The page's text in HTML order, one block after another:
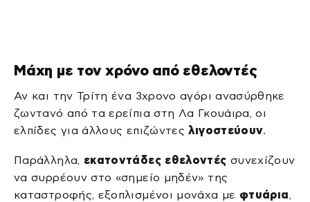
Μάχη με τον χρόνο από εθελοντές
Αν και την Τρίτη ένα 3χρονο αγόρι ανασύρθηκε
ζωντανό από τα ερείπια στη Λα Γκουάιρα, οι
ελπίδες για άλλους επιζώντεςλιγοστεύουν.
Παράλληλα, εκατοντάδες εθελοντές συνεχίζουν
να συρρέουν στο «σημείο μηδέν» της
καταστροφής, εξοπλισμένοι μονάχα με φτυάρια,